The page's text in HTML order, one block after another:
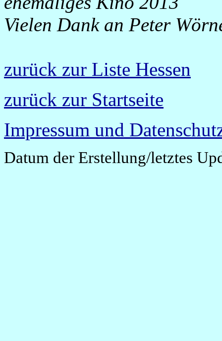
Vielen Dank an Peter
zurück zur Liste Hessen
zurück zur Startseite
Impressum und
Datum der Erstellung/letztes